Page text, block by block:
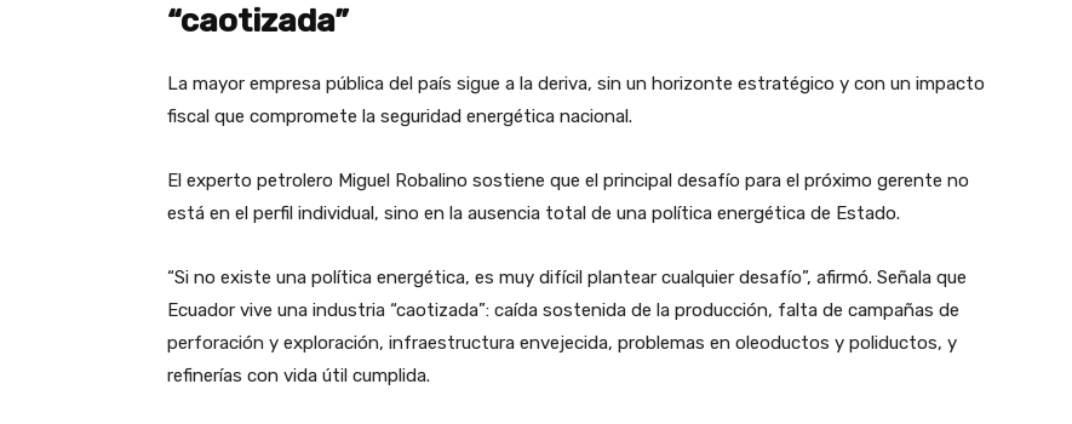
“caotizada”
La mayor empresa pública del país sigue a la deriva, sin un horizonte estratégico y con un impacto
fiscal que compromete la seguridad energética nacional.
El experto petrolero Miguel Robalino sostiene que el principal desafío para el próximo gerente no
está en el perfil individual, sino en la ausencia total de una política energética de Estado.
“Si no existe una política energética, es muy difícil plantear cualquier desafío”, afirmó. Señala que
Ecuador vive una industria “caotizada”: caída sostenida de la producción, falta de campañas de
perforación y exploración, infraestructura envejecida, problemas en oleoductos y poliductos, y
refinerías con vida útil cumplida.